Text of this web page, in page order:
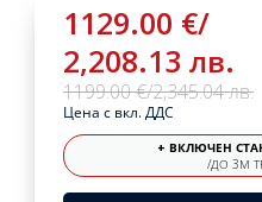
1129.00 €/
2,208.13 лв.
1199.00 €/2,345.04 лв.
Цена с вкл. ДДС
+ ВКЛЮЧЕН
/ДО 3М